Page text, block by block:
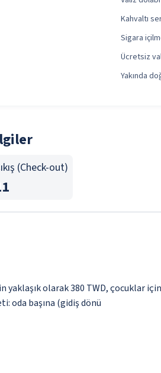
Kahvaltı
Sigara
Ücretsiz
Yakında
(Check-out)
yaklaşık olarak 380 TWD, çocuklar
oda başına (gidiş dönü